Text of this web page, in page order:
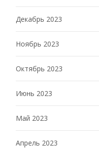
Декабрь 2023
Ноябрь 2023
Октябрь 2023
Июнь 2023
Май 2023
Апрель 2023